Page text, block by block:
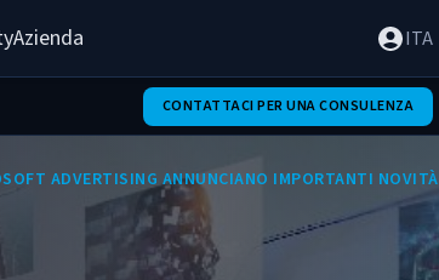
Azienda ITA
CONTATTACI PER UNA CONSULENZA
ADVERTISING ANNUNCIANO IMPORTANTI NOVITÀ